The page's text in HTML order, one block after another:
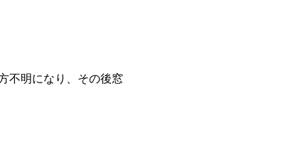
不明になり、その後窓